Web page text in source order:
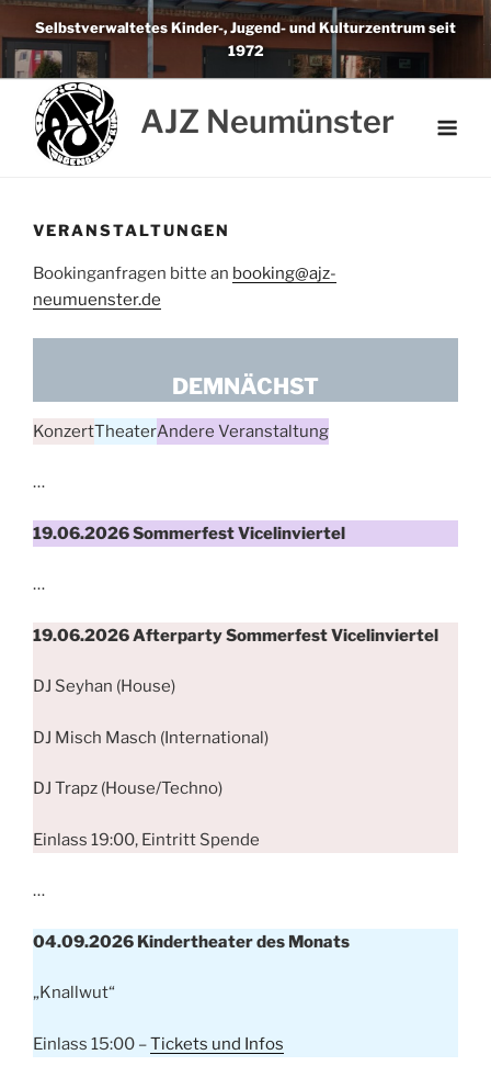
Weiter
zum
Inhalt
Selbstverwaltetes Kinder-, Jugend- und Kulturzentrum seit
1972
AJZ Neumünster
VERANSTALTUNGEN
Bookinganfragen bitte an booking@ajz-
neumuenster.de
DEMNÄCHST
KonzertTheaterAndere Veranstaltung
…
19.06.2026 Sommerfest Vicelinviertel
…
19.06.2026 Afterparty Sommerfest Vicelinviertel
DJ Seyhan (House)
DJ Misch Masch (International)
DJ Trapz (House/Techno)
Einlass 19:00, Eintritt Spende
…
04.09.2026 Kindertheater des Monats
„Knallwut“
Einlass 15:00 –Tickets und Infos